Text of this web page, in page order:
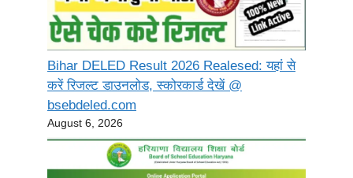
Bihar DELED Result 2026 Realesed: यहां से
करें रिजल्ट डाउनलोड, स्कोरकार्ड देखें @
bsebdeled.com
August 6, 2026